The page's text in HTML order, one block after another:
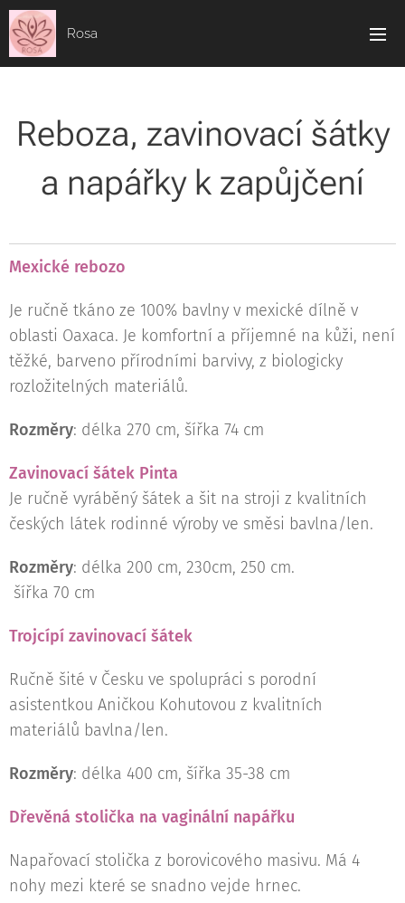
Rosa
Reboza, zavinovací šátky
a napářky k zapůjčení
Mexické rebozo
Je ručně tkáno ze 100% bavlny v mexické dílně v
oblasti Oaxaca. Je komfortní a příjemné na kůži, není
těžké, barveno přírodními barvivy, z biologicky
rozložitelných materiálů.
Rozměry: délka 270 cm, šířka 74 cm
Zavinovací šátek Pinta
Je ručně vyráběný šátek a šit na stroji z kvalitních
českých látek rodinné výroby ve směsi bavlna/len.
Rozměry: délka 200 cm, 230cm, 250 cm.
šířka 70 cm
Trojcípí zavinovací šátek
Ručně šité v Česku ve spolupráci s porodní
asistentkou Aničkou Kohutovou z kvalitních
materiálů bavlna/len.
Rozměry: délka 400 cm, šířka 35-38 cm
Dřevěná stolička na vaginální napářku
Napařovací stolička z borovicového masivu. Má 4
nohy mezi které se snadno vejde hrnec.